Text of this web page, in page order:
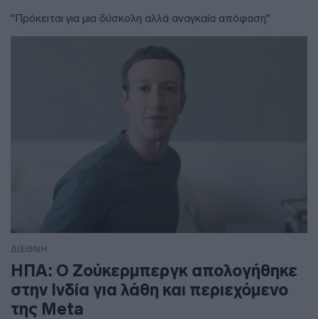
"Πρόκειται για μια δύσκολη αλλά αναγκαία απόφαση"
ΔΙΕΘΝΗ
ΗΠΑ: Ο Ζούκερμπεργκ απολογήθηκε
στην Ινδία για λάθη και περιεχόμενο
της Meta